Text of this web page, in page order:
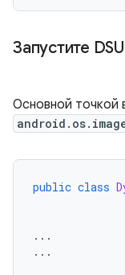
Запустите
Основной точкой
public class
...
...